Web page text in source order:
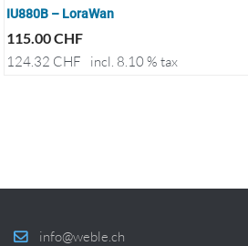
IU880B – LoraWan
115.00CHF
124.32 CHF incl. 8.10 % tax
info@weble.ch